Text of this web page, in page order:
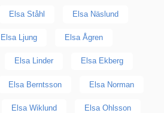
Elsa Ståhl Elsa Näslund
Elsa Ljung Elsa Ågren
Elsa Linder Elsa Ekberg
Elsa Berntsson Elsa Norman
Elsa Wiklund Elsa Ohlsson